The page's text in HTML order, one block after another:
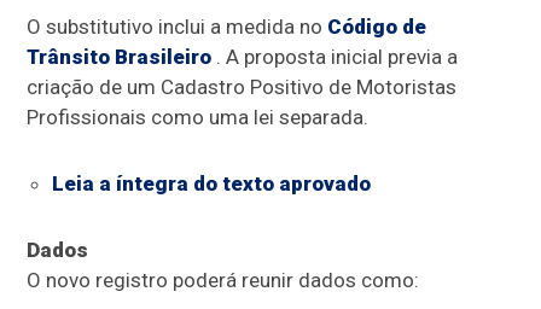
O substitutivo inclui a medida no Código de
Trânsito Brasileiro . A proposta inicial previa a
criação de um Cadastro Positivo de Motoristas
Profissionais como uma lei separada.
Leia a íntegra do texto aprovado
Dados
O novo registro poderá reunir dados como: